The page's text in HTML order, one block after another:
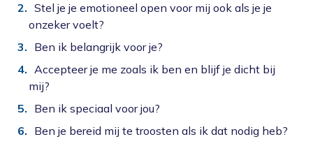
Stel je je emotioneel open voor mij ook als je je
onzeker voelt?
Ben ik belangrijk voor je?
Accepteer je me zoals ik ben en blijf je dicht bij
mij?
Ben ik speciaal voor jou?
Ben je bereid mij te troosten als ik dat nodig heb?